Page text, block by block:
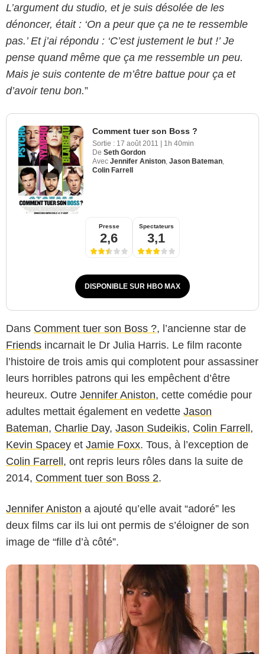
L’argument du studio, et je suis désolée de les
dénoncer, était : ‘On a peur que ça ne te ressemble
pas.’ Et j’ai répondu : ‘C’est justement le but !’ Je
pense quand même que ça me ressemble un peu.
Mais je suis contente de m’être battue pour ça et
d’avoir tenu bon.”
Comment tuer son Boss ?
Sortie : 17 août 2011 | 1h 40min
De Seth Gordon
Avec Jennifer Aniston Jason Bateman
Colin Farrell
Presse
2,6
Spectateurs
3,1
DISPONIBLE SUR HBO MAX
Dans Comment tuer son Boss ?, l’ancienne star de
Friends incarnait le Dr Julia Harris. Le film raconte
l’histoire de trois amis qui complotent pour assassiner
leurs horribles patrons qui les empêchent d’être
heureux. Outre Jennifer Aniston, cette comédie pour
adultes mettait également en vedette Jason
Bateman, Charlie Day, Jason Sudeikis, Colin Farrell,
Kevin Spacey et Jamie Foxx. Tous, à l’exception de
Colin Farrell, ont repris leurs rôles dans la suite de
2014, Comment tuer son Boss 2.
Jennifer Aniston a ajouté qu’elle avait “adoré” les
deux films car ils lui ont permis de s’éloigner de son
image de “fille d’à côté”.